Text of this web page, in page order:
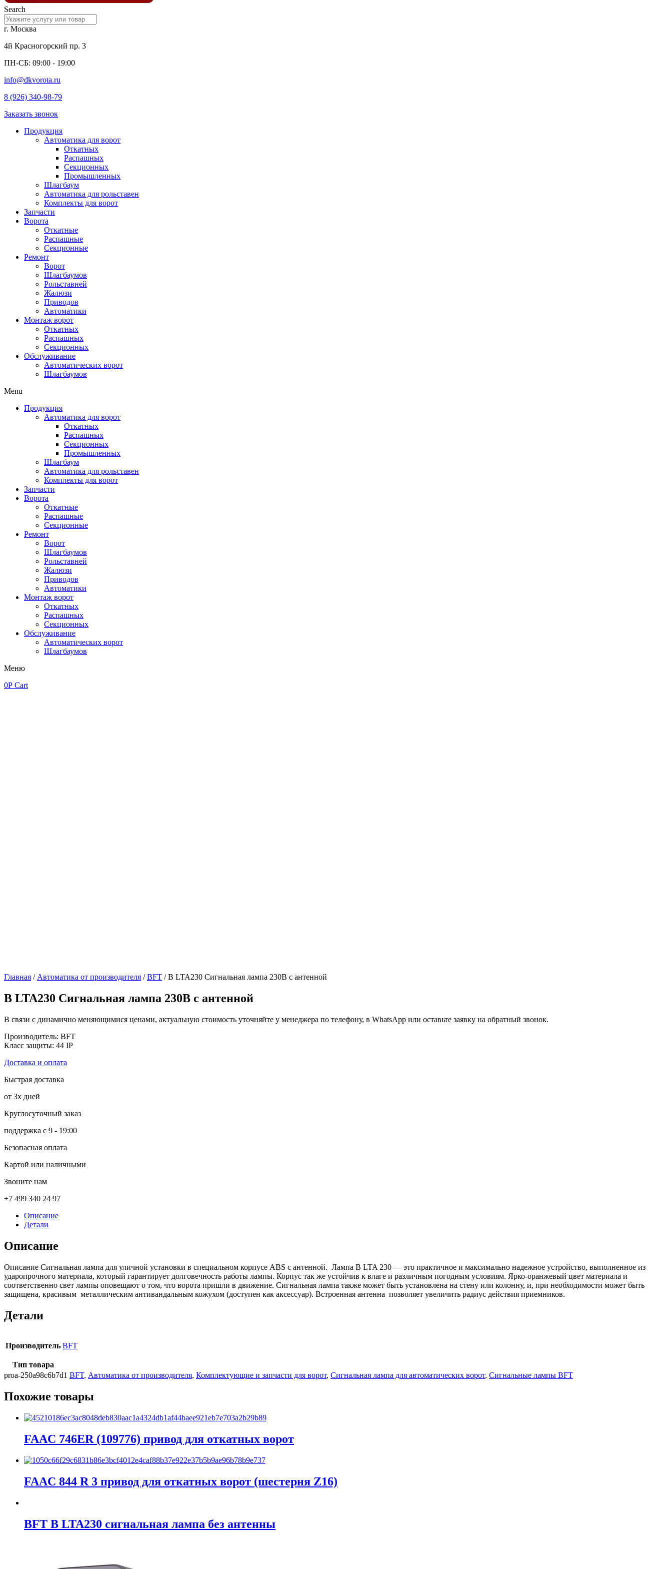
Search
г. Москва
4й Красногорский пр. 3
ПН-СБ: 09:00 - 19:00
info@dkvorota.ru
8 (926) 340-98-79
Заказать звонок
Продукция
Автоматика для ворот
Откатных
Распашных
Секционных
Промышленных
Шлагбаум
Автоматика для рольставен
Комплекты для ворот
Запчасти
Ворота
Откатные
Распашные
Секционные
Ремонт
Ворот
Шлагбаумов
Рольставней
Жалюзи
Приводов
Автоматики
Монтаж ворот
Откатных
Распашных
Секционных
Обслуживание
Автоматических ворот
Шлагбаумов
Menu
Продукция
Автоматика для ворот
Откатных
Распашных
Секционных
Промышленных
Шлагбаум
Автоматика для рольставен
Комплекты для ворот
Запчасти
Ворота
Откатные
Распашные
Секционные
Ремонт
Ворот
Шлагбаумов
Рольставней
Жалюзи
Приводов
Автоматики
Монтаж ворот
Откатных
Распашных
Секционных
Обслуживание
Автоматических ворот
Шлагбаумов
Меню
0Р Cart
Главная / Автоматика от производителя /BFT / B LTA230 Сигнальная лампа 230В с антенной
B LTA230 Сигнальная лампа 230В с антенной
В связи с динамично меняющимися ценами, актуальную стоимость уточняйте у менеджера по телефону, в WhatsApp или оставьте заявку на обратный звонок.
Производитель: BFT
Класс защиты: 44 IP
Доставка и оплата
Быстрая доставка
от 3х дней
Круглосуточный заказ
поддержка с 9 - 19:00
Безопасная оплата
Картой или наличными
Звоните нам
+7 499 340 24 97
Описание
Детали
Описание
Описание Сигнальная лампа для уличной установки в специальном корпусе ABS с антенной. Лампа B LTA 230 — это практичное и максимально надежное устройство, выполненное из
ударопрочного материала, который гарантирует долговечность работы лампы. Корпус так же устойчив к влаге и различным погодным условиям. Ярко-оранжевый цвет материала и
соответственно свет лампы оповещают о том, что ворота пришли в движение. Сигнальная лампа также может быть установлена на стену или колонну, и, при необходимости может быть
защищена, красивым металлическим антивандальным кожухом (доступен как аксессуар). Встроенная антенна позволяет увеличить радиус действия приемников.
Детали
Производитель BFT
Тип товара
proa-250a98c6b7d1 BFT, Автоматика от производителя, Комплектующие и запчасти для ворот, Сигнальная лампа для автоматических ворот, Сигнальные лампы BFT
Похожие товары
FAAC 746ER (109776) привод для откатных ворот
FAAC 844 R 3 привод для откатных ворот (шестерня Z16)
BFT B LTA230 сигнальная лампа без антенны